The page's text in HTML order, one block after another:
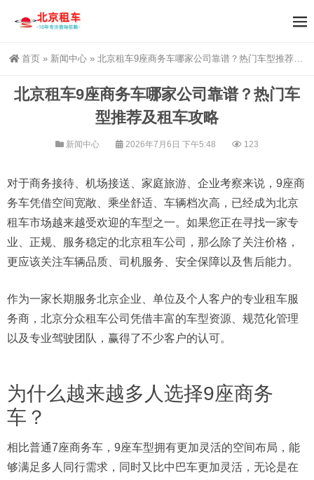
首页 » 新闻中心 » 北京租车9座商务车哪家公司靠谱？热门车型推荐及租车攻略
北京租车9座商务车哪家公司靠谱？热门车
型推荐及租车攻略
新闻中心 2026年7月6日 下午5:48 123
对于商务接待、机场接送、家庭旅游、企业考察来说，9座商
务车凭借空间宽敞、乘坐舒适、车辆档次高，已经成为北京
租车市场越来越受欢迎的车型之一。如果您正在寻找一家专
业、正规、服务稳定的北京租车公司，那么除了关注价格，
更应该关注车辆品质、司机服务、安全保障以及售后能力。
作为一家长期服务北京企业、单位及个人客户的专业租车服
务商，北京分众租车公司凭借丰富的车型资源、规范化管理
以及专业驾驶团队，赢得了不少客户的认可。
为什么越来越多人选择9座商务
车？
相比普通7座商务车，9座车型拥有更加灵活的空间布局，能
够满足多人同行需求，同时又比中巴车更加灵活，无论是在